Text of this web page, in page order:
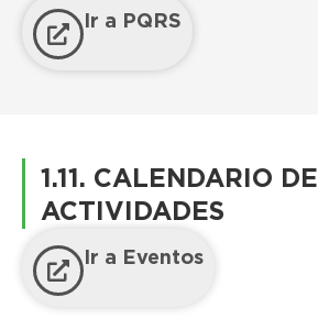
Ir a PQRS
1.11. CALENDARIO DE
ACTIVIDADES
Ir a Eventos